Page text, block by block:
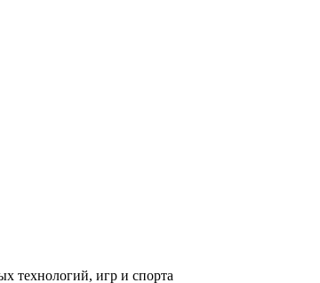
технологий, игр и спорта